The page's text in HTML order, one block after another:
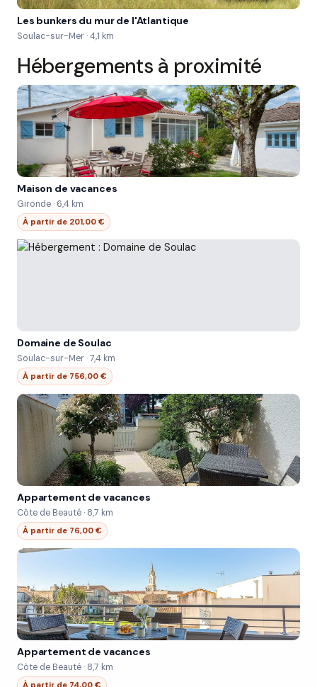
Les bunkers du mur de l'Atlantique
Soulac-sur-Mer · 4,1 km
Hébergements à proximité
Maison de vacances
Gironde · 6,4 km
À partir de 201,00 €
Domaine de Soulac
Soulac-sur-Mer · 7,4 km
À partir de 756,00 €
Appartement de vacances
Côte de Beauté · 8,7 km
À partir de 76,00 €
Appartement de vacances
Côte de Beauté · 8,7 km
À partir de 74,00 €